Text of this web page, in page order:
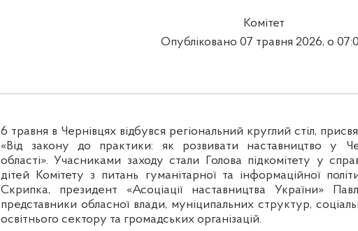
Комітет
Опубліковано 07 травня 2026, о
6 травня в Чернівцях відбувся регіональний круглий стіл,
«Від закону до практики: як розвивати наставництво у
області». Учасниками заходу стали Голова підкомітету у
дітей Комітету з питань гуманітарної та інформаційної
Скрипка, президент «Асоціації наставництва України»
представники обласної влади, муніципальних структур,
освітнього сектору та громадських організацій.